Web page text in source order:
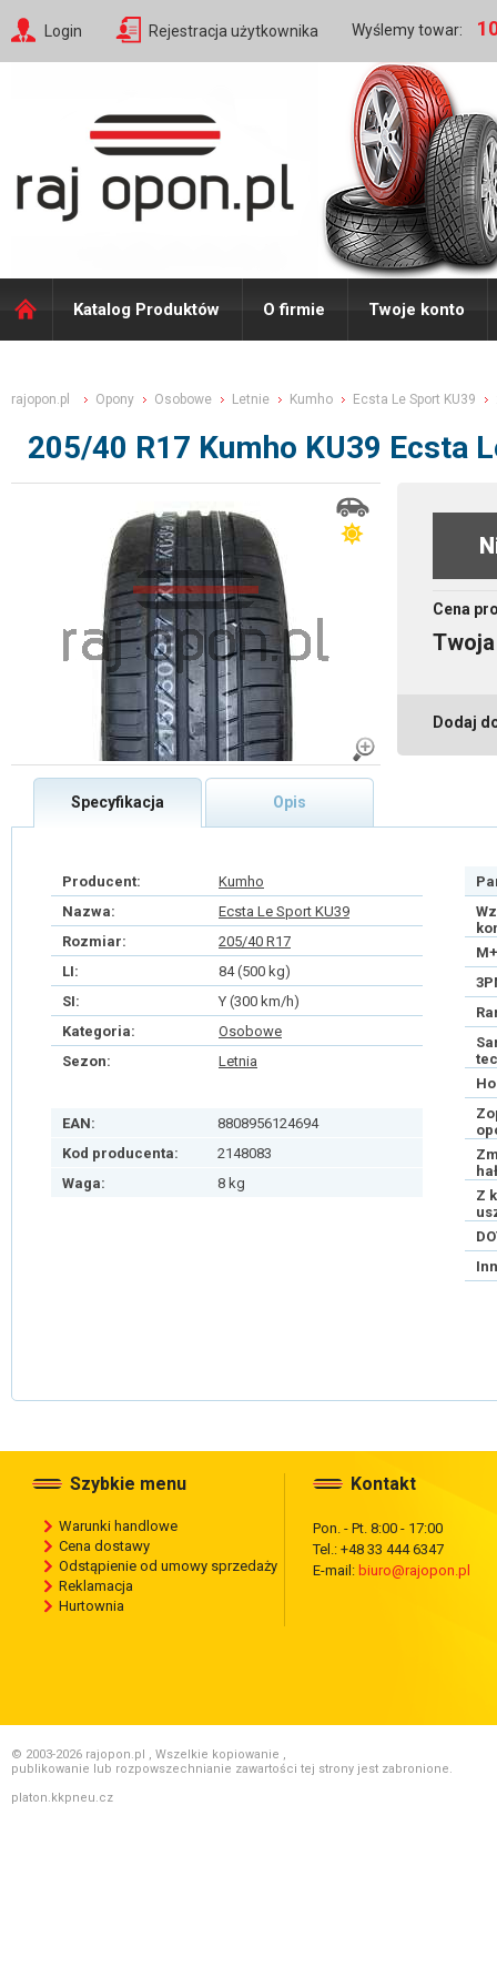
Login Rejestracja użytkownika Wyślemy towar:
Katalog Produktów O firmie Twoje konto
rajopon.pl Opony Osobowe Letnie Kumho Ecsta Le Sport KU39
205/40 R17 Kumho KU39 Ecsta
Cena
Dodaj
Specyfikacja Opis
Producent:
Kumho
Nazwa:
Ecsta Le Sport KU39
Rozmiar:
205/40 R17
LI:
84 (500 kg)
SI:
Y (300 km/h)
Kategoria:
Osobowe
Sezon:
Letnia
EAN:
8808956124694
Kod producenta:
2148083
Waga:
8 kg
Z
Szybkie menu
Warunki handlowe
Cena dostawy
Odstąpienie od umowy sprzedaży
Reklamacja
Hurtownia
Kontakt
Pon. - Pt. 8:00 - 17:00
Tel.: +48 33 444 6347
E-mail: biuro@rajopon.pl
© 2003-2026 rajopon.pl , Wszelkie kopiowanie ,
publikowanie lub rozpowszechnianie zawartości tej strony jest zabronione.
platon.kkpneu.cz